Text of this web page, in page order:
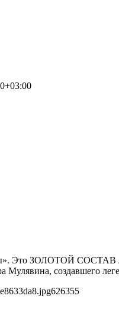
Это ЗОЛОТОЙ СОСТАВ
создавшего
626355